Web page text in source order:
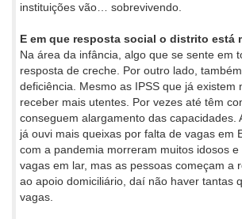
instituições vão… sobrevivendo.
E em que resposta social o distrito está
Na área da infância, algo que se sente em
resposta de creche. Por outro lado,
deficiência. Mesmo as IPSS que já existem
receber mais utentes. Por vezes até têm
conseguem alargamento das capacidades.
já ouvi mais queixas por falta de vagas em
com a pandemia morreram muitos idosos
vagas em lar, mas as pessoas começam a
ao apoio domiciliário, daí não haver tantas
vagas.